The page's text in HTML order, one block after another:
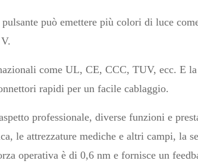
può emettere più colori di luce
come UL, CE, CCC, TUV, ecc. E
rapidi per un facile cablaggio.
professionale, diverse funzioni e
le attrezzature mediche e altri campi, la
operativa è di 0,6 nm e fornisce un